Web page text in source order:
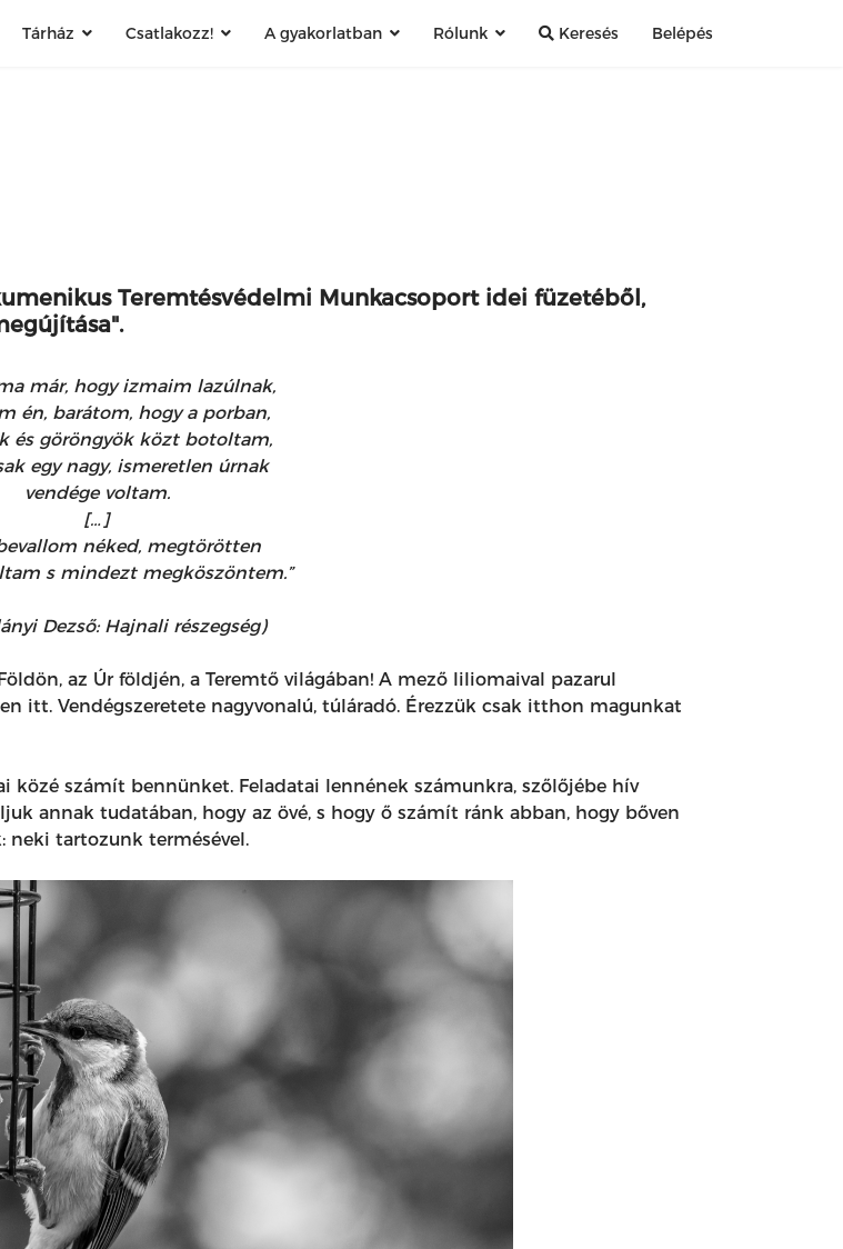
Tárház Csatlakozz! A gyakorlatban Rólunk Keresés Belépés
Teremtésvédelmi Munkacsoport idei füzetéből,
már, hogy izmaim lazúlnak,
én, barátom, hogy a porban,
és göröngyök közt botoltam,
egy nagy, ismeretlen úrnak
vendége voltam.
[…]
néked, megtörötten
s mindezt megköszöntem.”
Dezső: Hajnali részegség)
az Úr földjén, a Teremtő világában! A mező liliomaival pazarul
itt. Vendégszeretete nagyvonalú, túláradó. Érezzük csak itthon magunkat
számít bennünket. Feladatai lennének számunkra, szőlőjébe hív
annak tudatában, hogy az övé, s hogy ő számít ránk abban, hogy bőven
neki tartozunk termésével.